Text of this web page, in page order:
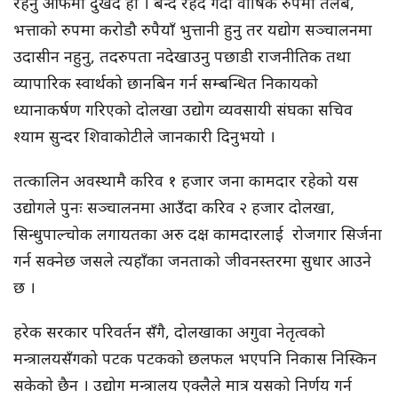
भत्ताको रुपमा करोडौ रुपैयाँ भुत्तानी हुनु तर यद्योग सञ्चालनमा
उदासीन नहुनु, तदरुपता नदेखाउनु पछाडी राजनीतिक तथा
व्यापारिक स्वार्थको छानबिन गर्न सम्बन्धित निकायको
ध्यानाकर्षण गरिएको दोलखा उद्योग व्यवसायी संघका सचिव
श्याम सुन्दर शिवाकोटीले जानकारी दिनुभयो ।
तत्कालिन अवस्थामै करिव १ हजार जना कामदार रहेको यस
उद्योगले पुनः सञ्चालनमा आउँदा करिव २ हजार दोलखा,
सिन्धुपाल्चोक लगायतका अरु दक्ष कामदारलाई रोजगार सिर्जना
गर्न सक्नेछ जसले त्यहाँका जनताको जीवनस्तरमा सुधार आउने
छ ।
हरेक सरकार परिवर्तन सँगै, दोलखाका अगुवा नेतृत्वको
मन्त्रालयसँगको पटक पटकको छलफल भएपनि निकास निस्किन
सकेको छैन । उद्योग मन्त्रालय एक्लैले मात्र यसको निर्णय गर्न